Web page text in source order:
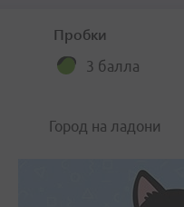
Пробки
3 балла
Город на ладони